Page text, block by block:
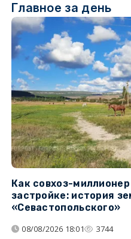
Главное за день
Как совхоз-
застройке: история
«Севастопольского»
08/08/2026 18:01 3744